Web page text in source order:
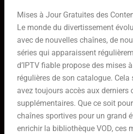
Mises à Jour Gratuites des
Le monde du divertissement
avec de nouvelles chaînes, de
séries qui apparaissent
d’IPTV fiable propose des mises
régulières de son catalogue.
avez toujours accès aux derniers
supplémentaires. Que ce soit
chaînes sportives pour un grand
enrichir la bibliothèque VOD, ces